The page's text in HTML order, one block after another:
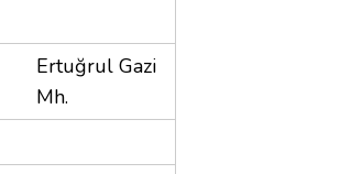
Ertuğrul Gazi
Mh.